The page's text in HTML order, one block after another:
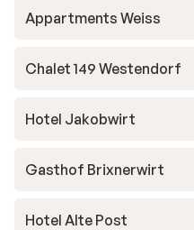
Appartments Weiss
Chalet 149 Westendorf
Hotel Jakobwirt
Gasthof Brixnerwirt
Hotel Alte Post